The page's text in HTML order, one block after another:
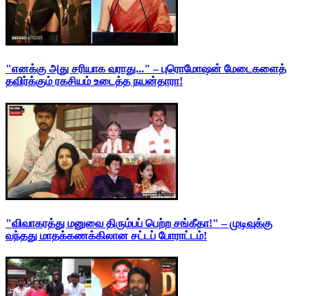
"எனக்கு அது சரியாக வராது..." – புரொமோஷன் மேடைகளைத்
தவிர்க்கும் ரகசியம் உடைத்த நயன்தாரா!
"விவாகரத்து மனுவை திரும்பப் பெற்ற சங்கீதா!" – முடிவுக்கு
வந்தது மாதக்கணக்கிலான சட்டப் போராட்டம்!